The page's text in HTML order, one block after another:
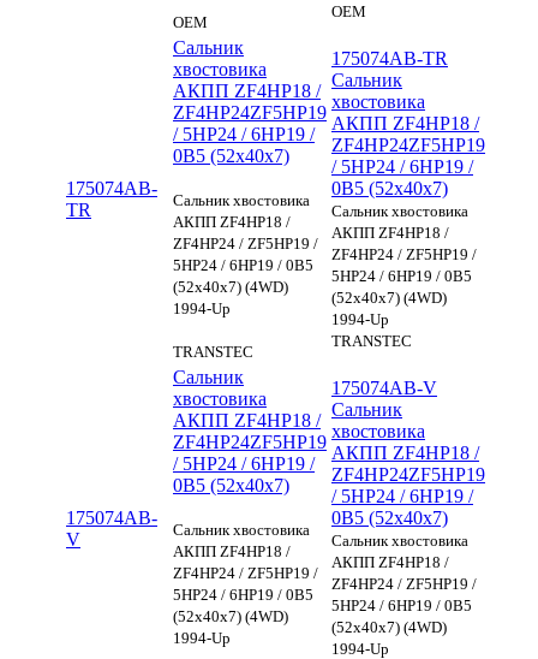
OEM
OEM
175074AB-
TR
Сальник
хвостовика
АКПП ZF4HP18 /
ZF4HP24ZF5HP19
/ 5HP24 / 6HP19 /
0B5 (52x40x7)
Сальник хвостовика
АКПП ZF4HP18 /
ZF4HP24 / ZF5HP19 /
5HP24 / 6HP19 / 0B5
(52x40x7) (4WD)
1994-Up
TRANSTEC
175074AB-TR
Сальник
хвостовика
АКПП ZF4HP18 /
ZF4HP24ZF5HP19
/ 5HP24 / 6HP19 /
0B5 (52x40x7)
Сальник хвостовика
АКПП ZF4HP18 /
ZF4HP24 / ZF5HP19 /
5HP24 / 6HP19 / 0B5
(52x40x7) (4WD)
1994-Up
TRANSTEC
175074AB-
V
Сальник
хвостовика
АКПП ZF4HP18 /
ZF4HP24ZF5HP19
/ 5HP24 / 6HP19 /
0B5 (52x40x7)
Сальник хвостовика
АКПП ZF4HP18 /
ZF4HP24 / ZF5HP19 /
5HP24 / 6HP19 / 0B5
(52x40x7) (4WD)
1994-Up
175074AB-V
Сальник
хвостовика
АКПП ZF4HP18 /
ZF4HP24ZF5HP19
/ 5HP24 / 6HP19 /
0B5 (52x40x7)
Сальник хвостовика
АКПП ZF4HP18 /
ZF4HP24 / ZF5HP19 /
5HP24 / 6HP19 / 0B5
(52x40x7) (4WD)
1994-Up